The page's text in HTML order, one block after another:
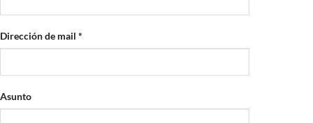
Dirección de mail *
Asunto